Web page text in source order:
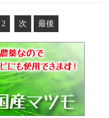
2 次 最後